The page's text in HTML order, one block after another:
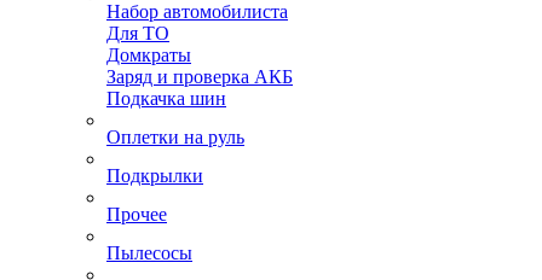
Набор автомобилиста
Для ТО
Домкраты
Заряд и проверка АКБ
Подкачка шин
Оплетки на руль
Подкрылки
Прочее
Пылесосы